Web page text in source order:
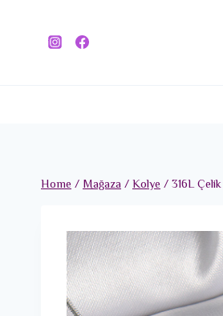
Home/Mağaza/Kolye/316L